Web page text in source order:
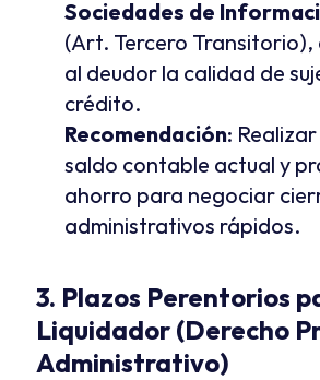
Sociedades de
(Art. Tercero Transitorio),
al deudor la calidad de
crédito.
Recomendación:
saldo contable actual y
ahorro para negociar
administrativos rápidos.
3. Plazos Perentorios
Liquidador (Derecho
Administrativo)